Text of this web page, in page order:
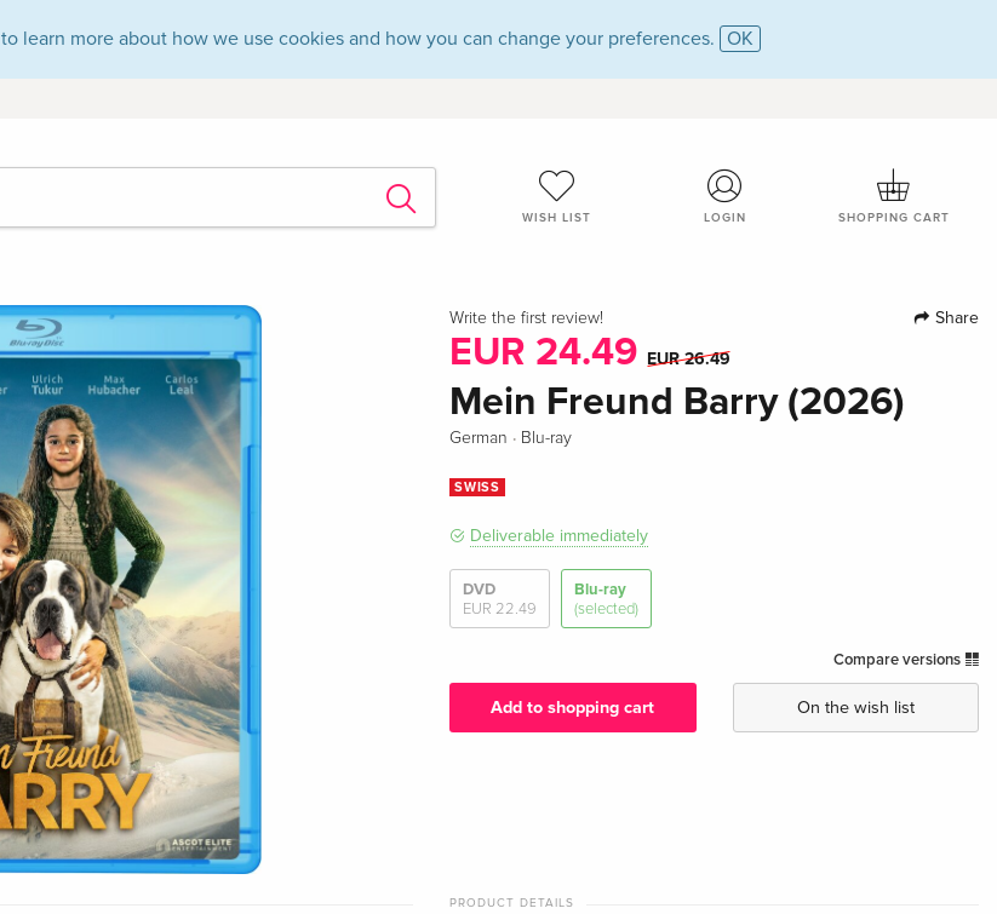
to learn more about how we use cookies and how you can change your preferences. OK
WISH LIST LOGIN SHOPPING CART
Write the first review! Share
EUR 24.49 EUR 26.49
Mein Freund Barry (2026)
German · Blu-ray
SWISS
Deliverable immediately
DVD
EUR 22.49
Blu-ray
(selected)
Compare versions
Add to shopping cart On the wish list
PRODUCT DETAILS